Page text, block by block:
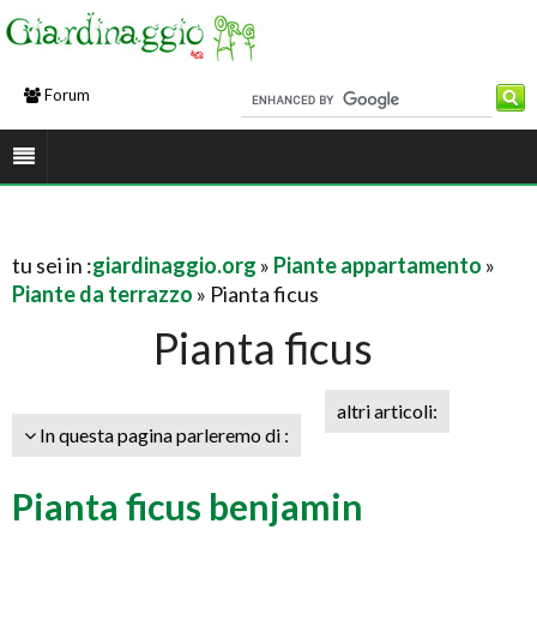
Forum
tu sei in :giardinaggio.org » Piante appartamento »
Piante da terrazzo » Pianta ficus
Pianta ficus
In questa pagina parleremo di :
altri articoli:
Pianta ficus benjamin